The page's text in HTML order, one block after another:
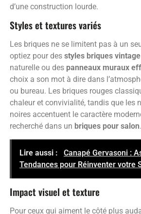
d’une construction lourde.
Styles et textures variés
Les briques ne se limitent pas à un
optiez pour des styles briques vintage
naturelle ou des panneaux muraux
choix a son mot à dire dans
ou bureau. Les briques rouges
chaleur et convivialité, tandis que les
noires accentuent le caractère
recherché dans un briques pour salon.
Lire aussi :
Canapé Gervasoni :
Tendances pour Réinventer votre
Impact visuel et texture
Pour ceux qui aiment le côté plus